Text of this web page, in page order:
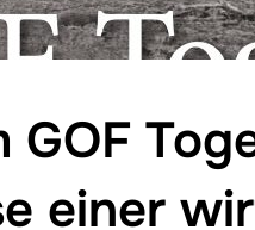
GOF
einer